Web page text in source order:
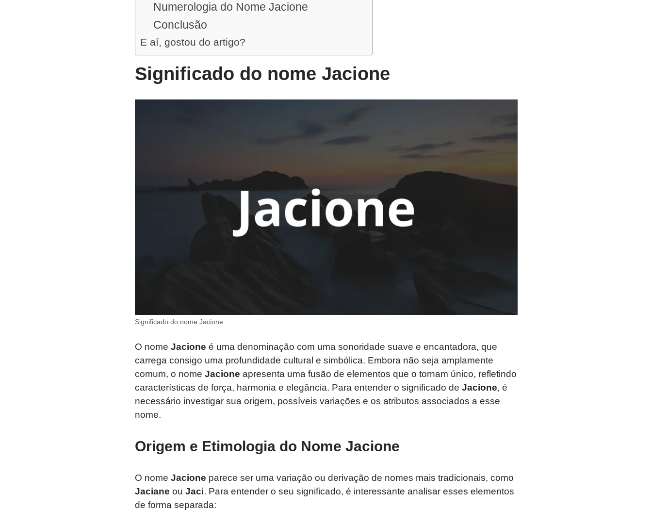
Numerologia do Nome Jacione
Conclusão
E aí, gostou do artigo?
Significado do nome Jacione
Significado do nome Jacione
O nome Jacione é uma denominação com uma sonoridade suave e encantadora, que
carrega consigo uma profundidade cultural e simbólica. Embora não seja amplamente
comum, o nome Jacione apresenta uma fusão de elementos que o tornam único, refletindo
características de força, harmonia e elegância. Para entender o significado de Jacione, é
necessário investigar sua origem, possíveis variações e os atributos associados a esse
nome.
Origem e Etimologia do Nome Jacione
O nome Jacione parece ser uma variação ou derivação de nomes mais tradicionais, como
Jaciane ou Jaci. Para entender o seu significado, é interessante analisar esses elementos
de forma separada: